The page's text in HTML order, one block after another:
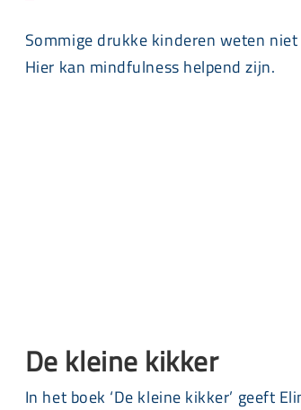
Sommige drukke kinderen weten
Hier kan mindfulness helpend zijn.
De kleine kikker
In het boek ‘De kleine kikker’ geeft